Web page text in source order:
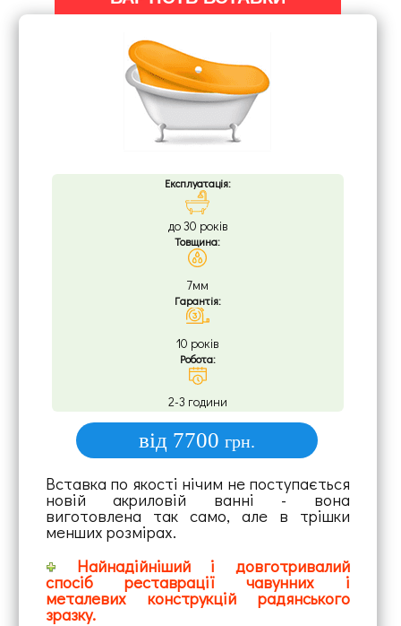
Експлуатація:
до 30 років
Товщина:
7мм
Гарантія:
10 років
Робота:
2-3 години
від 7700грн.
Вставка по якості нічим не поступається
новій акриловій ванні - вона
виготовлена так само, але в трішки
менших розмірах.
Найнадійніший і довготривалий
спосіб реставрації чавунних і
металевих конструкцій радянського
зразку.